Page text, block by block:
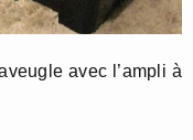
avec l’ampli à